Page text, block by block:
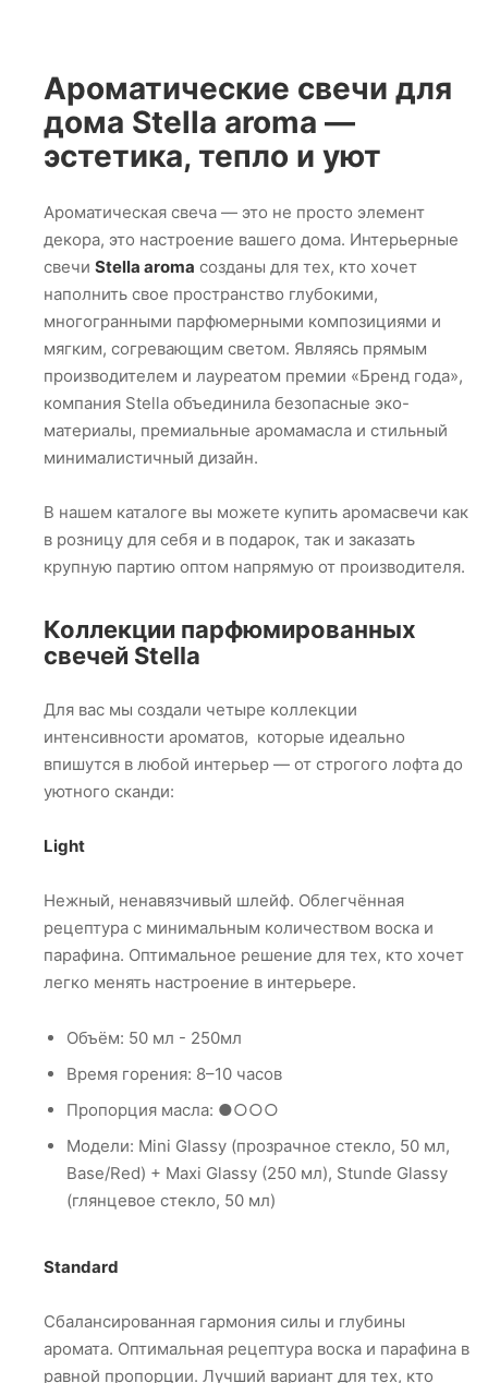
Ароматические свечи для
дома Stella aroma —
эстетика, тепло и уют
Ароматическая свеча — это не просто элемент
декора, это настроение вашего дома. Интерьерные
свечи Stella aroma созданы для тех, кто хочет
наполнить свое пространство глубокими,
многогранными парфюмерными композициями и
мягким, согревающим светом. Являясь прямым
производителем и лауреатом премии «Бренд года»,
компания Stella объединила безопасные эко-
материалы, премиальные аромамасла и стильный
минималистичный дизайн.
В нашем каталоге вы можете купить аромасвечи как
в розницу для себя и в подарок, так и заказать
крупную партию оптом напрямую от производителя.
Коллекции парфюмированных
свечей Stella
Для вас мы создали четыре коллекции
интенсивности ароматов, которые идеально
впишутся в любой интерьер — от строгого лофта до
уютного сканди:
Light
Нежный, ненавязчивый шлейф. Облегчённая
рецептура с минимальным количеством воска и
парафина. Оптимальное решение для тех, кто хочет
легко менять настроение в интерьере.
Объём: 50 мл - 250мл
Время горения: 8–10 часов
Пропорция масла: ●○○○
Модели: Mini Glassy (прозрачное стекло, 50 мл,
Base/Red) + Maxi Glassy (250 мл), Stunde Glassy
(глянцевое стекло, 50 мл)
Standard
Сбалансированная гармония силы и глубины
аромата. Оптимальная рецептура воска и парафина в
равной пропорции. Лучший вариант для тех, кто